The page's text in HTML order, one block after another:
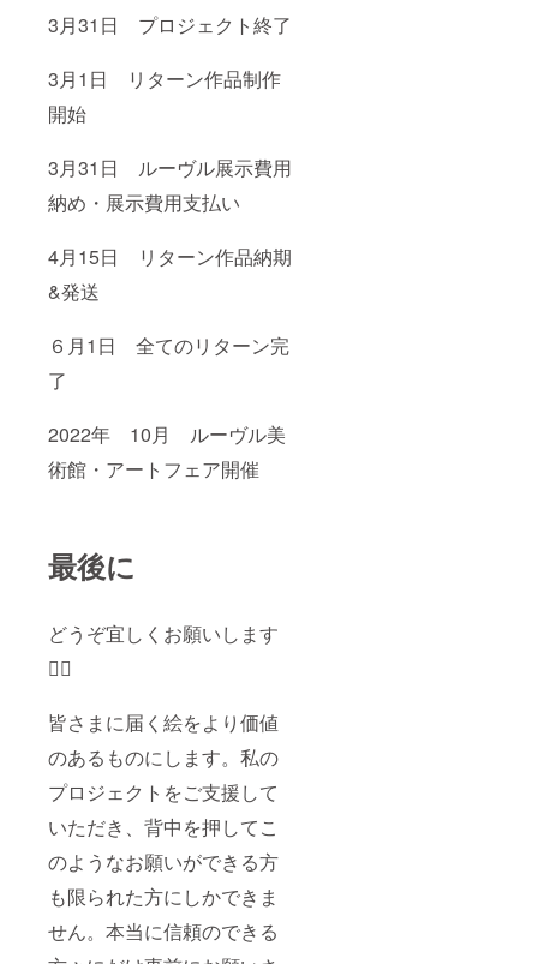
3月31 日 プロジェクト終了
3月1日 リターン作品制作
開始
3月31日 ルーヴル展示費用
納め・展示費用支払い
4月15日 リターン作品納期
&発送
６ 月1日 全てのリターン完
了
2022年 10月 ルーヴル美
術館・アートフェア開催
最後に
どうぞ宜しくお願いします
🙇‍♂️
皆さまに届く絵をより価値
のあるものにします。私の
プロジェクトをご支援して
いただき、背中を押してこ
のようなお願いができる方
も限られた方にしかできま
せん。本当に信頼のできる